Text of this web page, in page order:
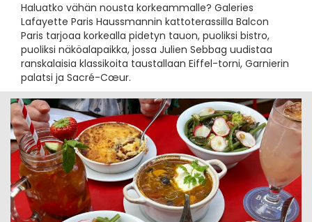
Haluatko vähän nousta korkeammalle? Galeries
Lafayette Paris Haussmannin kattoterassilla Balcon
Paris tarjoaa korkealla pidetyn tauon, puoliksi bistro,
puoliksi näköalapaikka, jossa Julien Sebbag uudistaa
ranskalaisia klassikoita taustallaan Eiffel-torni, Garnierin
palatsi ja Sacré-Cœur.